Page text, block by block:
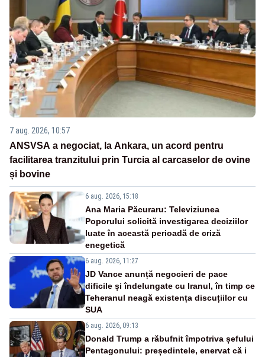
7 aug. 2026, 10:57
ANSVSA a negociat, la Ankara, un acord pentru
facilitarea tranzitului prin Turcia al carcaselor de ovine
și bovine
6 aug. 2026, 15:18
Ana Maria Păcuraru: Televiziunea
Poporului solicită investigarea deciziilor
luate în această perioadă de criză
enegetică
6 aug. 2026, 11:27
JD Vance anunță negocieri de pace
dificile și îndelungate cu Iranul, în timp ce
Teheranul neagă existența discuțiilor cu
SUA
6 aug. 2026, 09:13
Donald Trump a răbufnit împotriva șefului
Pentagonului: președintele, enervat că i